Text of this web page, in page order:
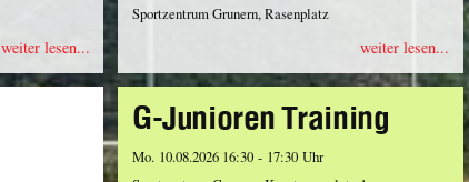
weiter lesen...
Sportzentrum Grunern, Rasenplatz
weiter lesen...
G-Junioren Training
Mo. 10.08.2026 16:30 - 17:30 Uhr